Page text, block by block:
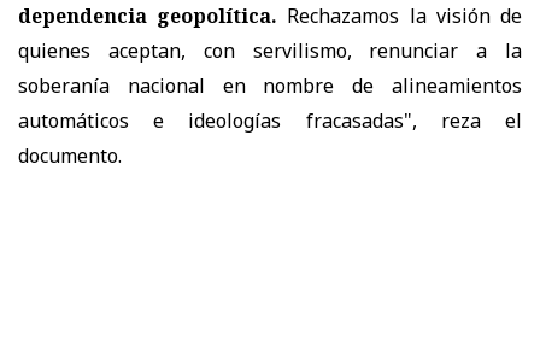
dependencia geopolítica. Rechazamos la visión de
quienes aceptan, con servilismo, renunciar a la
soberanía nacional en nombre de alineamientos
automáticos e ideologías fracasadas", reza el
documento.